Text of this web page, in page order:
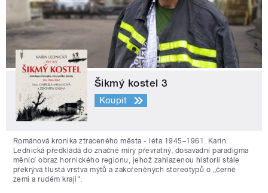
Šikmý kostel 3
Koupit
Románová kronika ztraceného města - léta 1945–1961. Karin
Lednická předkládá do značné míry převratný, dosavadní paradigma
měnící obraz hornického regionu, jehož zahlazenou historii stále
překrývá tlustá vrstva mýtů a zakořeněných stereotypů o „černé
zemi a rudém kraji“.